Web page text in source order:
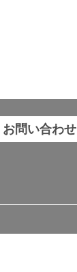
お問い合わせ